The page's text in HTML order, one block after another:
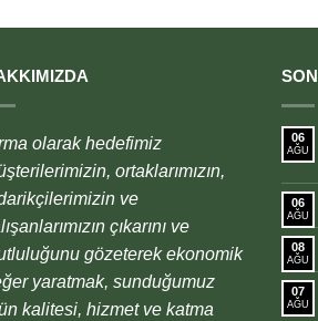
olarak hedefimiz
ortaklarımızın,
ve
çıkarını ve
gözeterek ekonomik
yaratmak, sunduğumuz
kalitesi, hizmet ve katma
06
AĞU
06
AĞU
08
AĞU
07
AĞU